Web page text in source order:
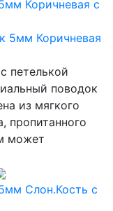
Коричневая с
петелькой
поводок
из мягкого
пропитанного
может
Слон.Кость с